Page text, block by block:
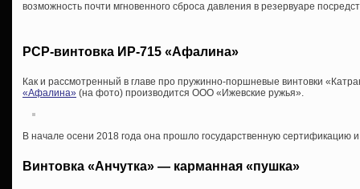
возможность почти мгновенного сброса давления в резервуаре
PCP-винтовка ИР-715 «Афалина»
Как и рассмотренный в главе про пружинно-поршневые винтовки
«Афалина» (на фото) производится ООО «Ижевские ружья».
В начале осени 2018 года она прошло государственную сертификацию
Винтовка «Анчутка» — карманная «пушка»